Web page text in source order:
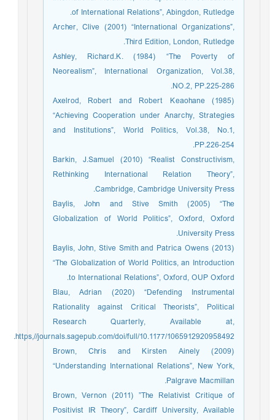
of International Relations”, Abingdon, Rutledge.
Archer, Clive (2001) “International Organizations”,
Third Edition, London, Rutledge.
Ashley, Richard.K. (1984) “The Poverty of
Neorealism”, International Organization, Vol.38,
NO.2, PP.225-286.
Axelrod, Robert and Robert Keaohane (1985)
“Achieving Cooperation under Anarchy, Strategies
and Institutions”, World Politics, Vol.38, No.1,
PP.226-254.
Barkin, J.Samuel (2010) “Realist Constructivism,
Rethinking International Relation Theory”,
Cambridge, Cambridge University Press.
Baylis, John and Stive Smith (2005) “The
Globalization of World Politics”, Oxford, Oxford
University Press.
Baylis, John, Stive Smith and Patrica Owens (2013)
“The Globalization of World Politics, an Introduction
to International Relations”, Oxford, OUP Oxford.
Blau, Adrian (2020) “Defending Instrumental
Rationality against Critical Theorists”, Political
Research Quarterly, Available at,
https,//journals.sagepub.com/doi/full/10.1177/1065912920958492.
Brown, Chris and Kirsten Ainely (2009)
“Understanding International Relations”, New York,
Palgrave Macmillan.
Brown, Vernon (2011) ”The Relativist Critique of
Positivist IR Theory”, Cardiff University, Available